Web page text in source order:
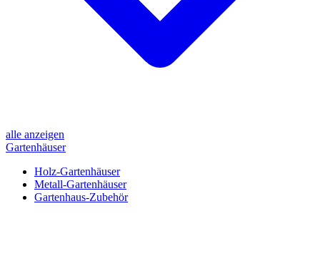
alle anzeigen
Gartenhäuser
Holz-Gartenhäuser
Metall-Gartenhäuser
Gartenhaus-Zubehör